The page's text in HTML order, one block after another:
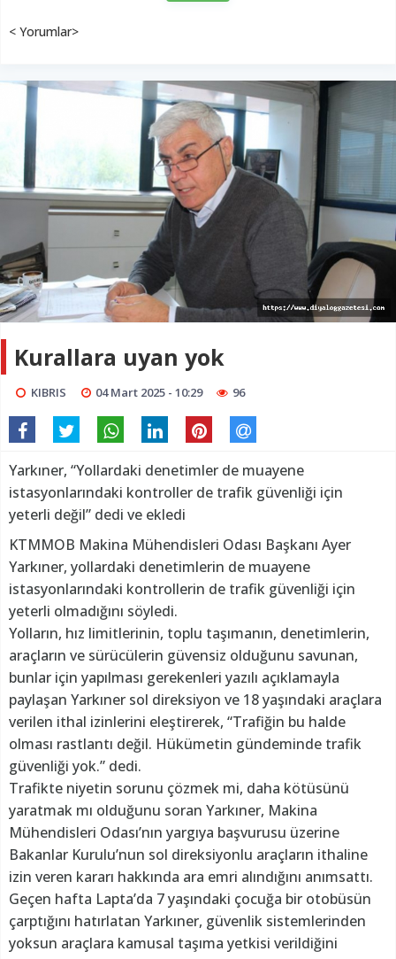
< Yorumlar>
Kurallara uyan yok
KIBRIS 04 Mart 2025 - 10:29 96
Yarkıner, “Yollardaki denetimler de muayene
istasyonlarındaki kontroller de trafik güvenliği için
yeterli değil” dedi ve ekledi
KTMMOB Makina Mühendisleri Odası Başkanı Ayer
Yarkıner, yollardaki denetimlerin de muayene
istasyonlarındaki kontrollerin de trafik güvenliği için
yeterli olmadığını söyledi.
Yolların, hız limitlerinin, toplu taşımanın, denetimlerin,
araçların ve sürücülerin güvensiz olduğunu savunan,
bunlar için yapılması gerekenleri yazılı açıklamayla
paylaşan Yarkıner sol direksiyon ve 18 yaşındaki araçlara
verilen ithal izinlerini eleştirerek, “Trafiğin bu halde
olması rastlantı değil. Hükümetin gündeminde trafik
güvenliği yok.” dedi.
Trafikte niyetin sorunu çözmek mi, daha kötüsünü
yaratmak mı olduğunu soran Yarkıner, Makina
Mühendisleri Odası’nın yargıya başvurusu üzerine
Bakanlar Kurulu’nun sol direksiyonlu araçların ithaline
izin veren kararı hakkında ara emri alındığını anımsattı.
Geçen hafta Lapta’da 7 yaşındaki çocuğa bir otobüsün
çarptığını hatırlatan Yarkıner, güvenlik sistemlerinden
yoksun araçlara kamusal taşıma yetkisi verildiğini